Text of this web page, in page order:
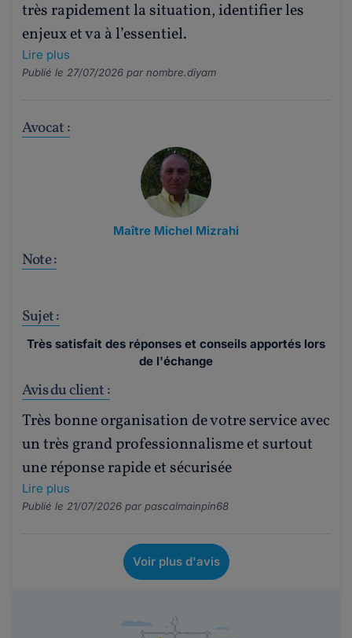
très rapidement la situation, identifier les
enjeux et va à l’essentiel.
Lire plus
Publié le 27/07/2026 par nombre.diyam
Avocat :
Maître Michel Mizrahi
Note :
Sujet :
Très satisfait des réponses et conseils apportés lors
de l'échange
Avis du client :
Très bonne organisation de votre service avec
un très grand professionnalisme et surtout
une réponse rapide et sécurisée
Lire plus
Publié le 21/07/2026 par pascalmainpin68
Voir plus d'avis